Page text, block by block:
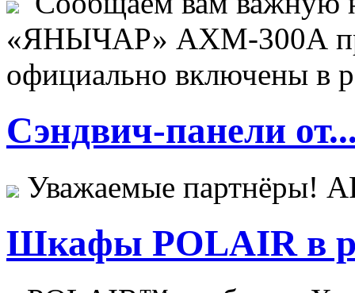
«ЯНЫЧАР» АХМ-300А
официально включены в
Сэндвич-панели
Уважаемые
Шкафы POLAIR в